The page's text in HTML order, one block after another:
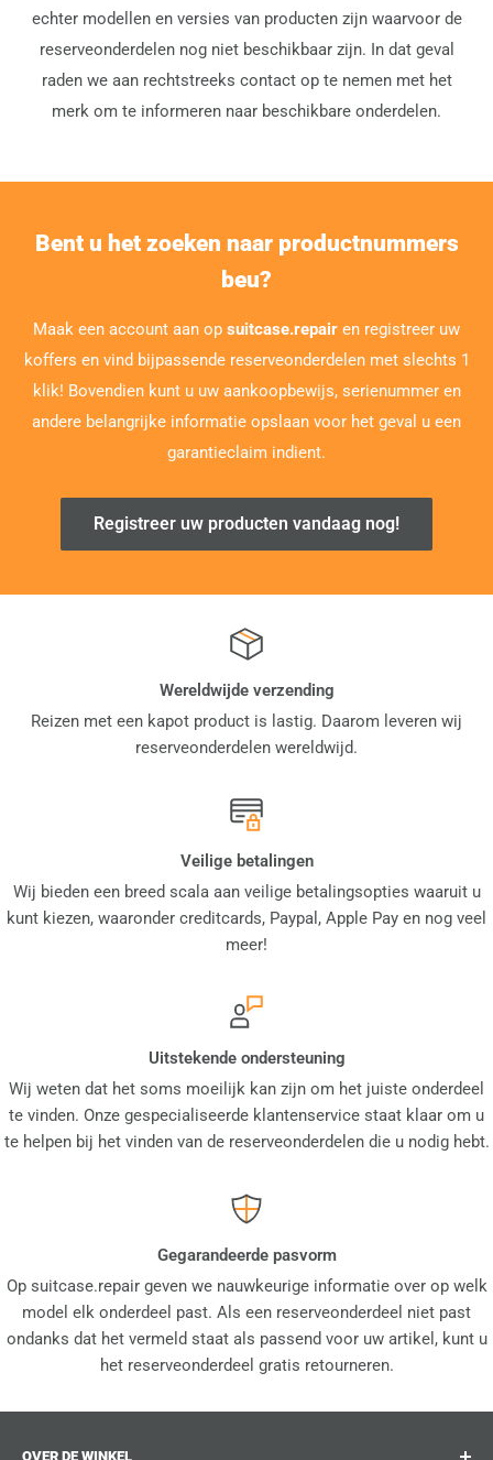
echter modellen en versies van producten zijn waarvoor de
reserveonderdelen nog niet beschikbaar zijn. In dat geval
raden we aan rechtstreeks contact op te nemen met het
merk om te informeren naar beschikbare onderdelen.
Bent u het zoeken naar productnummers
beu?
Maak een account aan op suitcase.repair en registreer uw
koffers en vind bijpassende reserveonderdelen met slechts 1
klik! Bovendien kunt u uw aankoopbewijs, serienummer en
andere belangrijke informatie opslaan voor het geval u een
garantieclaim indient.
Registreer uw producten vandaag nog!
Wereldwijde verzending
Reizen met een kapot product is lastig. Daarom leveren wij
reserveonderdelen wereldwijd.
Veilige betalingen
Wij bieden een breed scala aan veilige betalingsopties waaruit u
kunt kiezen, waaronder creditcards, Paypal, Apple Pay en nog veel
meer!
Uitstekende ondersteuning
Wij weten dat het soms moeilijk kan zijn om het juiste onderdeel
te vinden. Onze gespecialiseerde klantenservice staat klaar om u
te helpen bij het vinden van de reserveonderdelen die u nodig hebt.
Gegarandeerde pasvorm
Op suitcase.repair geven we nauwkeurige informatie over op welk
model elk onderdeel past. Als een reserveonderdeel niet past
ondanks dat het vermeld staat als passend voor uw artikel, kunt u
het reserveonderdeel gratis retourneren.
OVER DE WINKEL